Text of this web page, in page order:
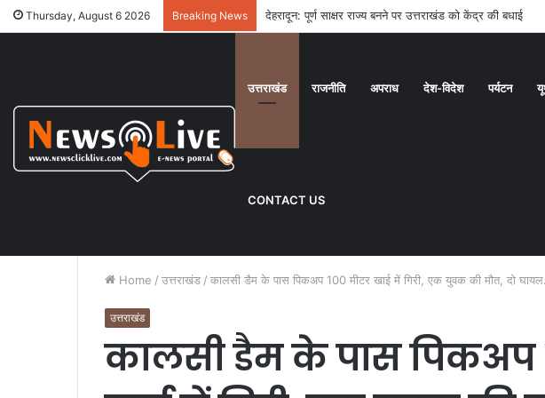
Thursday, August 6 2026 Breaking News देहरादून: पूर्ण साक्षर राज्य बनने पर उत्तराखंड को केंद्र की बधाई
उत्तराखंड राजनीति अपराध देश-विदेश पर्यटन
CONTACT US
Home / उत्तराखंड / कालसी डैम के पास पिकअप 100 मीटर खाई में गिरी, एक युवक की मौत, दो
उत्तराखंड
कालसी डैम के पास पिकअप